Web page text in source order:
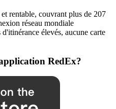
rentable, couvrant plus de 207
réseau mondiale
élevés, aucune carte
RedEx?